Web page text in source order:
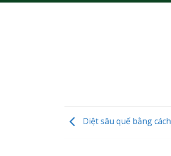
Diệt sâu quế bằng